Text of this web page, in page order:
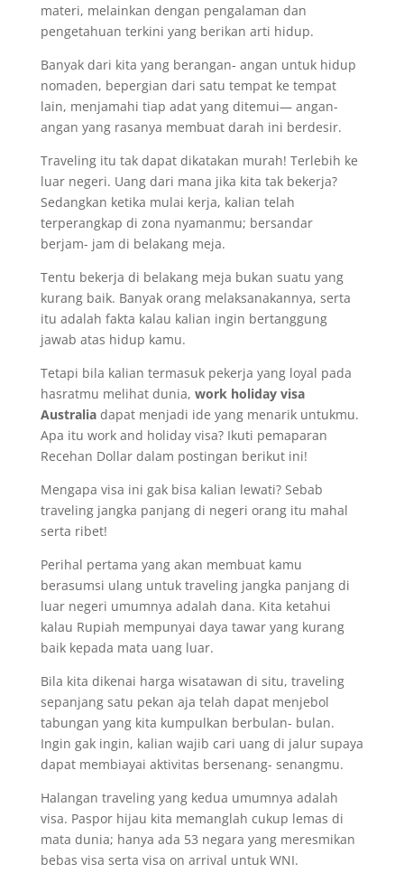
materi, melainkan dengan pengalaman dan
pengetahuan terkini yang berikan arti hidup.
Banyak dari kita yang berangan- angan untuk hidup
nomaden, bepergian dari satu tempat ke tempat
lain, menjamahi tiap adat yang ditemui— angan-
angan yang rasanya membuat darah ini berdesir.
Traveling itu tak dapat dikatakan murah! Terlebih ke
luar negeri. Uang dari mana jika kita tak bekerja?
Sedangkan ketika mulai kerja, kalian telah
terperangkap di zona nyamanmu; bersandar
berjam- jam di belakang meja.
Tentu bekerja di belakang meja bukan suatu yang
kurang baik. Banyak orang melaksanakannya, serta
itu adalah fakta kalau kalian ingin bertanggung
jawab atas hidup kamu.
Tetapi bila kalian termasuk pekerja yang loyal pada
hasratmu melihat dunia, work holiday visa
Australiadapat menjadi ide yang menarik untukmu.
Apa itu work and holiday visa? Ikuti pemaparan
Recehan Dollar dalam postingan berikut ini!
Mengapa visa ini gak bisa kalian lewati? Sebab
traveling jangka panjang di negeri orang itu mahal
serta ribet!
Perihal pertama yang akan membuat kamu
berasumsi ulang untuk traveling jangka panjang di
luar negeri umumnya adalah dana. Kita ketahui
kalau Rupiah mempunyai daya tawar yang kurang
baik kepada mata uang luar.
Bila kita dikenai harga wisatawan di situ, traveling
sepanjang satu pekan aja telah dapat menjebol
tabungan yang kita kumpulkan berbulan- bulan.
Ingin gak ingin, kalian wajib cari uang di jalur supaya
dapat membiayai aktivitas bersenang- senangmu.
Halangan traveling yang kedua umumnya adalah
visa. Paspor hijau kita memanglah cukup lemas di
mata dunia; hanya ada 53 negara yang meresmikan
bebas visa serta visa on arrival untuk WNI.